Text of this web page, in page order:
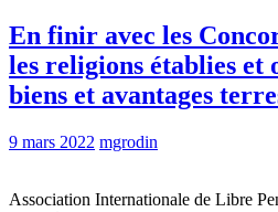
En finir avec les
les religions établies et
biens et avantages
9 mars 2022 mgrodin
Association Internationale de Libre